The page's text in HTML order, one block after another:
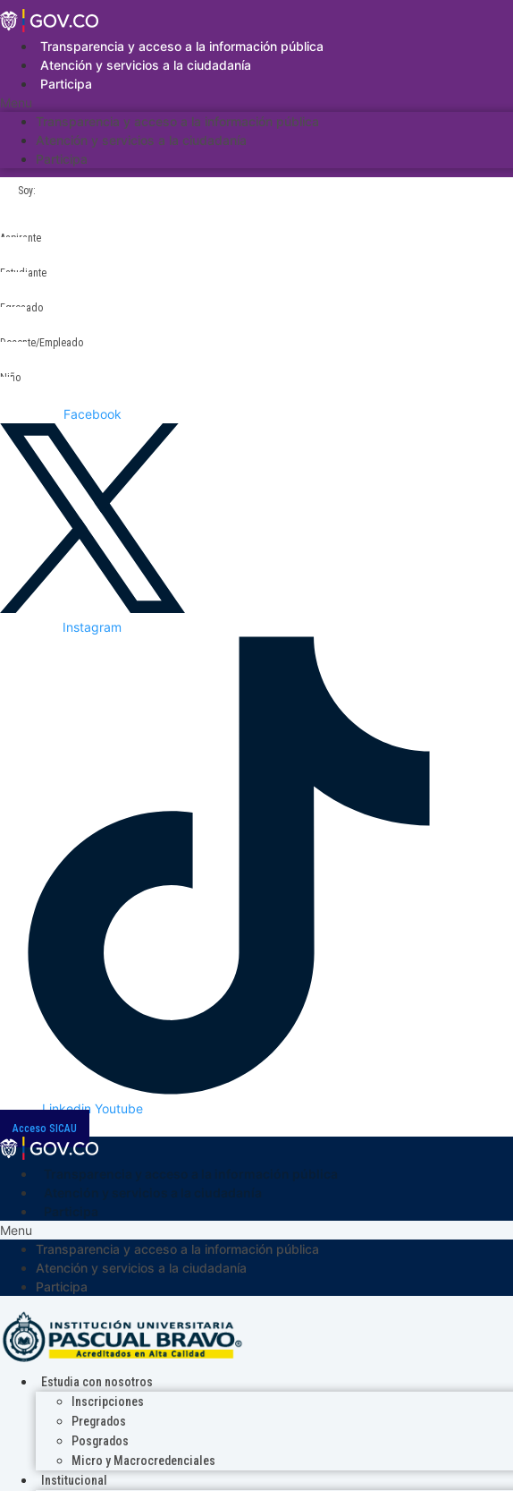
Saltar
al
contenidoTransparencia y acceso a la información pública
Atención y servicios a la ciudadanía
Participa
Menu
Transparencia y acceso a la información pública
Atención y servicios a la ciudadanía
Participa
Soy:
Aspirante
Estudiante
Egresado
Docente/Empleado
Niño
Facebook
Instagram
Linkedin Youtube
Acceso SICAU
Menu
Transparencia y acceso a la información pública
Atención y servicios a la ciudadanía
Participa
Estudia con nosotros
Inscripciones
Pregrados
Posgrados
Micro y Macrocredenciales
Institucional